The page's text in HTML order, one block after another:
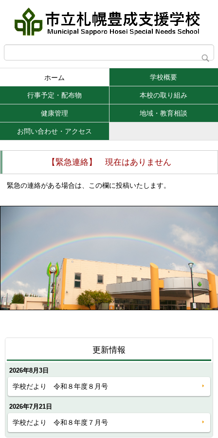
ホーム 学校概要
行事予定・配布物 本校の取り組み
健康管理 地域・教育相談
お問い合わせ・アクセス
【緊急連絡】 現在はありません
緊急の連絡がある場合は、この欄に投稿いたします。
更新情報
2026年8月3日
学校だより 令和８年度８月号
2026年7月21日
学校だより 令和８年度７月号